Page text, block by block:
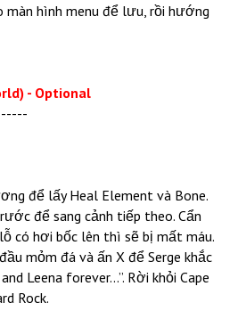
màn hình menu để lưu, rồi hướng
- Optional
để lấy Heal Element và Bone.
để sang cảnh tiếp theo. Cẩn
có hơi bốc lên thì sẽ bị mất máu.
mỏm đá và ấn X để Serge khắc
Leena forever...”. Rời khỏi Cape
Rock.